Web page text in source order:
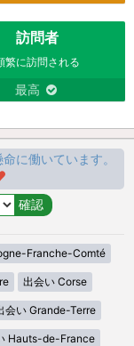
訪問者
繁に訪問される
最高
に働いています。
Franche-Comté
出会い Corse
会い Grande-Terre
Hauts-de-France